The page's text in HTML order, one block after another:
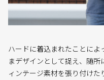
ハードに着込まれたことによ
まデザインとして捉え、随
ィンテージ素材を張り付け